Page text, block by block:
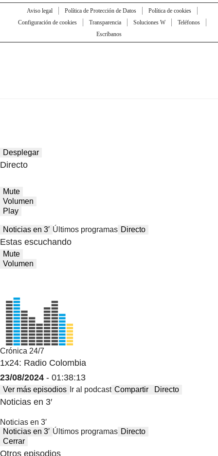
Aviso legal Política de Protección de Datos
Política de cookies
Configuración de cookies
Transparencia Soluciones W
Teléfonos
Escríbanos
Desplegar
Directo
Mute
Volumen
Play
Noticias en 3′ Últimos programas Directo
Estas escuchando
Mute
Volumen
Crónica 24/7
1x24: Radio Colombia
23/08/2024 - 01:38:13
Ver más episodios Ir al podcast Compartir Directo
Noticias en 3′
Noticias en 3′
Noticias en 3′ Últimos programas Directo
Cerrar
Otros episodios